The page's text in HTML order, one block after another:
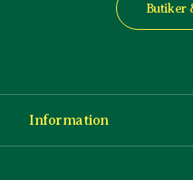
Butiker
Information